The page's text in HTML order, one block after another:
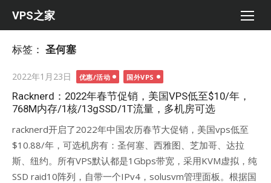
VPS之家
标签： 圣何塞
Posted
on
2022年1月23日 优惠/活动 国外VPS
Racknerd：2022年春节促销，美国VPS低至$10/年，
768M内存/1核/13gSSD/1T流量，多机房可选
racknerd开启了2022年中国农历春节大促销，美国vps低至
$10.88/年，可选机房有：圣何塞、西雅图、芝加哥、达拉
斯、纽约。所有VPS默认都是1Gbps带宽，采用KVM虚拟，纯
SSD raid10阵列，自带一个IPv4，solusvm管理面板。根据国